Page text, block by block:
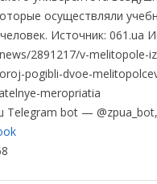
осуществляли
Источник: 061.ua
2891217/v-melitopole-
pogibli-dvoe-
meropriatia
Telegram bot —